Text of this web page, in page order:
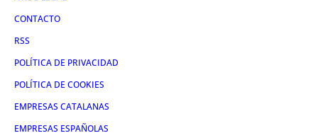
CONTACTO
RSS
POLÍTICA DE PRIVACIDAD
POLÍTICA DE COOKIES
EMPRESAS CATALANAS
EMPRESAS ESPAÑOLAS